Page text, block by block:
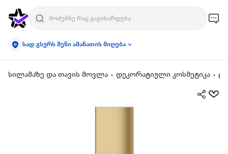
სად გსურს შენი ამანათის მიღება
სილამაზე და თავის მოვლა დეკორატიული კოსმეტიკა